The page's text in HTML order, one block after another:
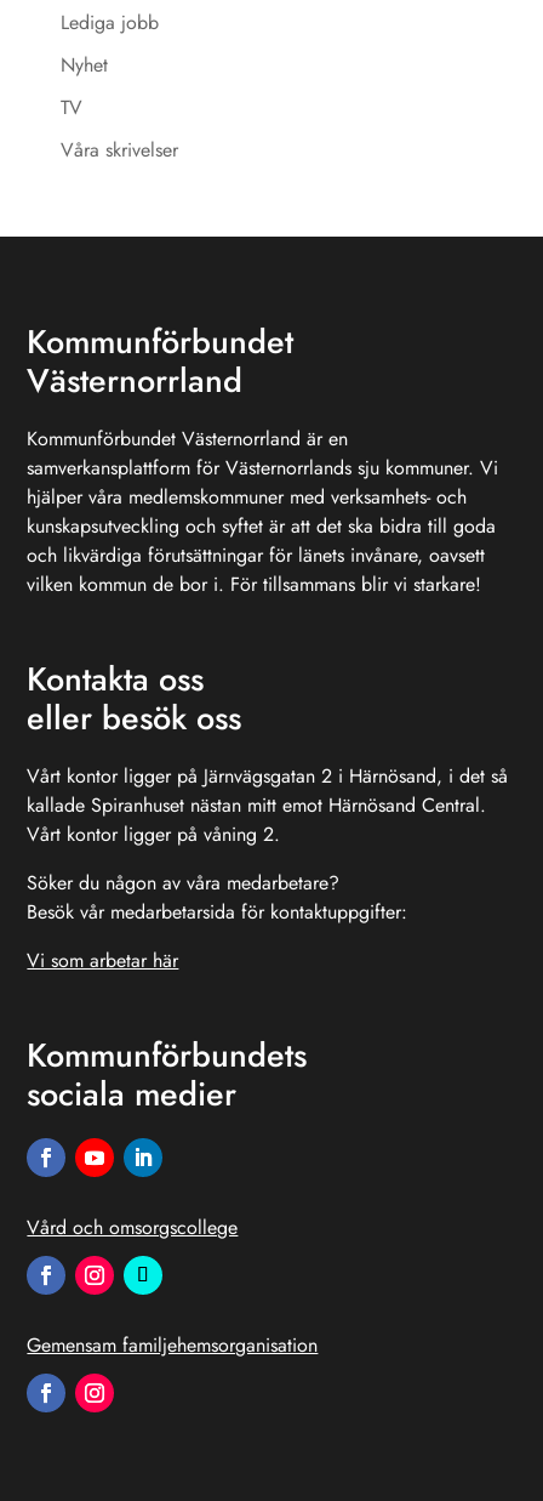
Lediga jobb
Nyhet
TV
Våra skrivelser
Kommunförbundet
Västernorrland
Kommunförbundet Västernorrland är en
samverkansplattform för Västernorrlands sju kommuner. Vi
hjälper våra medlemskommuner med verksamhets- och
kunskapsutveckling och syftet är att det ska bidra till goda
och likvärdiga förutsättningar för länets invånare, oavsett
vilken kommun de bor i. För tillsammans blir vi starkare!
Kontakta oss
eller besök oss
Vårt kontor ligger på Järnvägsgatan 2 i Härnösand, i det så
kallade Spiranhuset nästan mitt emot Härnösand Central.
Vårt kontor ligger på våning 2.
Söker du någon av våra medarbetare?
Besök vår medarbetarsida för kontaktuppgifter:
Vi som arbetar här
Kommunförbundets
sociala medier
Vård och omsorgscollege
Gemensam familjehemsorganisation